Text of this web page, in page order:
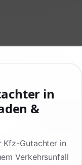
in
&
Kfz-Gutachter in
Verkehrsunfall